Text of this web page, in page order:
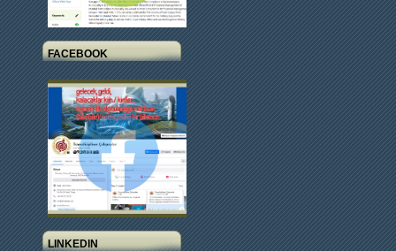
FACEBOOK
LINKEDIN